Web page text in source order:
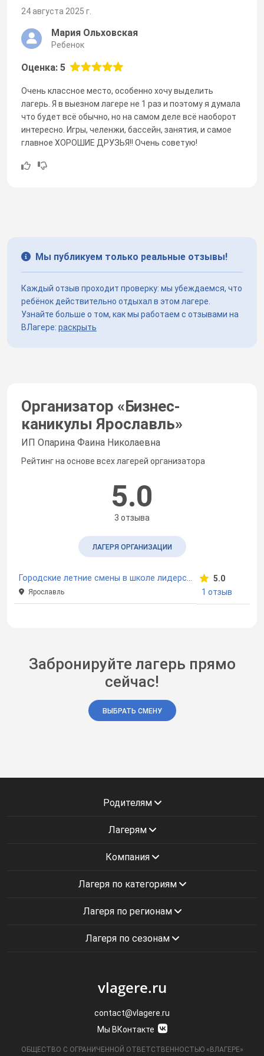
24 августа 2025 г.
Мария Ольховская
Ребенок
Оценка: 5
Очень классное место, особенно хочу выделить
лагерь. Я в выезном лагере не 1 раз и поэтому я думала
что будет всё обычно, но на самом деле всё наоборот
интересно. Игры, челенжи, бассейн, занятия, и самое
главное ХОРОШИЕ ДРУЗЬЯ!! Очень советую!
Мы публикуем только реальные отзывы!
Каждый отзыв проходит проверку: мы убеждаемся, что
ребёнок действительно отдыхал в этом лагере.
Узнайте больше о том, как мы работаем с отзывами на
ВЛагере: раскрыть
Организатор «Бизнес-
каникулы Ярославль»
ИП Опарина Фаина Николаевна
Рейтинг на основе всех лагерей организатора
5.0
3 отзыва
ЛАГЕРЯ ОРГАНИЗАЦИИ
Городские летние смены в школе лидерства
Ярославль
5.0
1 отзыв
Забронируйте лагерь прямо
сейчас!
ВЫБРАТЬ СМЕНУ
Родителям
Лагерям
Компания
Лагеря по категориям
Лагеря по регионам
Лагеря по сезонам
vlagere.ru
contact@vlagere.ru
Мы ВКонтакте
ОБЩЕСТВО С ОГРАНИЧЕННОЙ ОТВЕТСТВЕННОСТЬЮ «ВЛАГЕРЕ»